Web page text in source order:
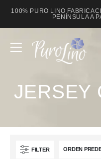
100% PURO LINO
PENÍNSULA A
JERSEY
FILTER